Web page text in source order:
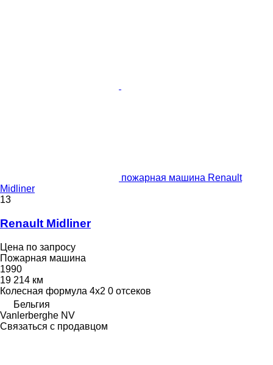
пожарная машина Renault
Midliner
13
Renault Midliner
Цена по запросу
Пожарная машина
1990
19 214 км
Колесная формула 4x2 0 отсеков
Бельгия
Vanlerberghe NV
Связаться с продавцом